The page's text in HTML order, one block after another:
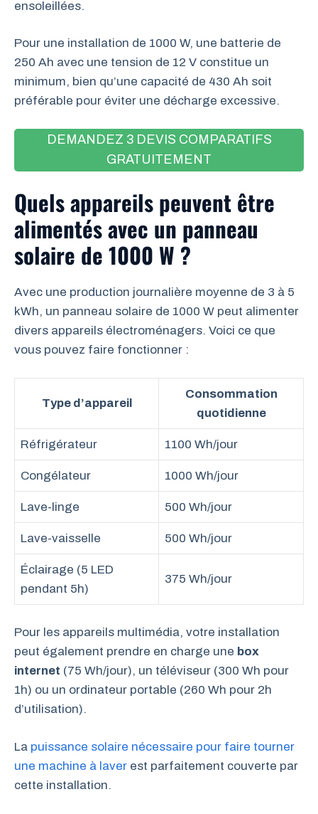
ensoleillées.
Pour une installation de 1000 W, une batterie de
250 Ah avec une tension de 12 V constitue un
minimum, bien qu’une capacité de 430 Ah soit
préférable pour éviter une décharge excessive.
DEMANDEZ 3 DEVIS COMPARATIFS
GRATUITEMENT
Quels appareils peuvent être
alimentés avec un panneau
solaire de 1000 W ?
Avec une production journalière moyenne de 3 à 5
kWh, un panneau solaire de 1000 W peut alimenter
divers appareils électroménagers. Voici ce que
vous pouvez faire fonctionner :
Type d’appareil
Consommation
quotidienne
Réfrigérateur 1100 Wh/jour
Congélateur 1000 Wh/jour
Lave-linge 500 Wh/jour
Lave-vaisselle 500 Wh/jour
Éclairage (5 LED
pendant 5h)
375 Wh/jour
Pour les appareils multimédia, votre installation
peut également prendre en charge une box
internet (75 Wh/jour), un téléviseur (300 Wh pour
1h) ou un ordinateur portable (260 Wh pour 2h
d’utilisation).
La puissance solaire nécessaire pour faire tourner
une machine à laver est parfaitement couverte par
cette installation.